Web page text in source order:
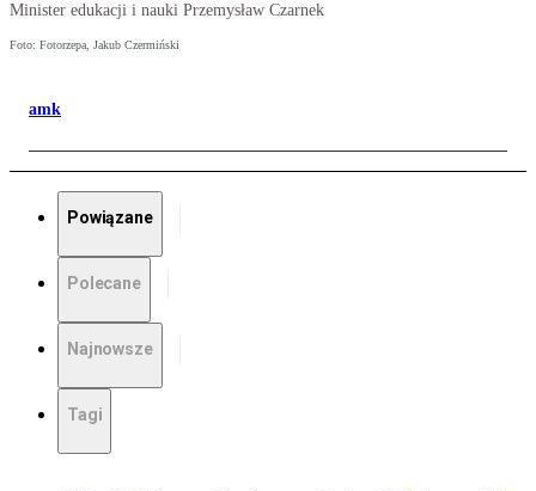
Minister edukacji i nauki Przemysław Czarnek
Foto: Fotorzepa, Jakub Czermiński
amk
Powiązane
Polecane
Najnowsze
Tagi